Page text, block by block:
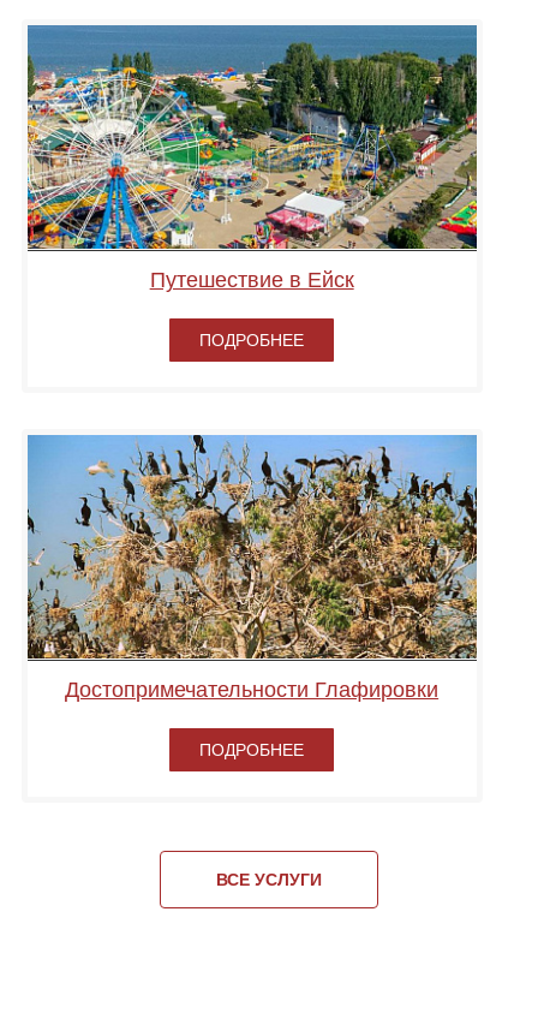
Путешествие в Ейск
ПОДРОБНЕЕ
Достопримечательности Глафировки
ПОДРОБНЕЕ
ВСЕ УСЛУГИ